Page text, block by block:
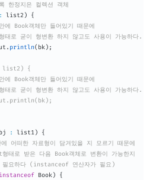
한정지은 컬렉션 객체
: list2 )
{
Book객체만 들어있기 때문에
로 굳이 형변환 하지 않고도 사용이 가능하다.
. println( bk) ;
: list2) {
에 Book객체만 들어있기 때문에
형태로 굳이 형변환 하지 않고도 사용이 가능하다.
: list1)
{
떠한 자료형이 담겨있을 지 모르기 때문에
태로 받은 다음 Book객체로 변환이 가능한지
요하다 (instanceof 연산자가 필요)
instanceof Book)
{